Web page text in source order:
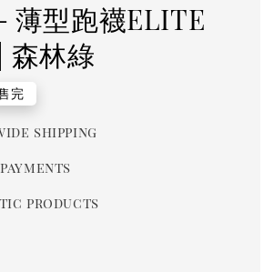
型跑襪ELITE
森林綠
完
shipping
products